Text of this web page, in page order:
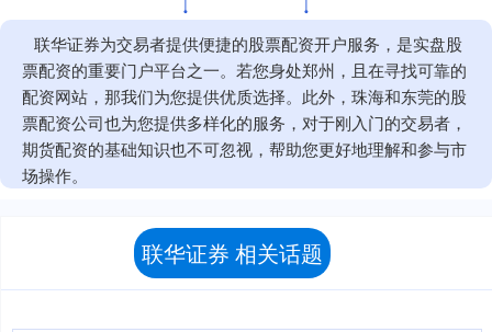
联华证券为交易者提供便捷的股票配资开户服务，是实盘股
票配资的重要门户平台之一。若您身处郑州，且在寻找可靠的
配资网站，那我们为您提供优质选择。此外，珠海和东莞的股
票配资公司也为您提供多样化的服务，对于刚入门的交易者，
期货配资的基础知识也不可忽视，帮助您更好地理解和参与市
场操作。
联华证券 相关话题